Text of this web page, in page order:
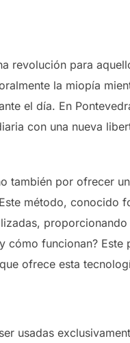
revolución para
la miopía
el día. En
con una nueva
también por ofrecer
método, conocido
proporcionando
cómo funcionan? Este
ofrece esta
usadas